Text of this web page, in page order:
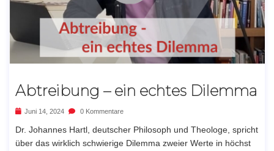
Abtreibung – ein echtes Dilemma
Juni 14, 2024 0 Kommentare
Dr. Johannes Hartl, deutscher Philosoph und Theologe, spricht
über das wirklich schwierige Dilemma zweier Werte in höchst